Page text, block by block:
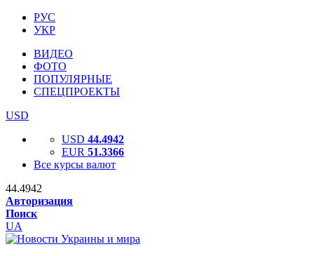
РУС
УКР
ВИДЕО
ФОТО
ПОПУЛЯРНЫЕ
СПЕЦПРОЕКТЫ
USD
USD 44.4942
EUR 51.3366
Все курсы валют
44.4942
Авторизация
Поиск
UA